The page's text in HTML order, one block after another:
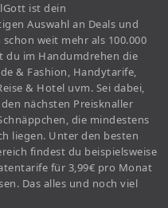
ist dein
Auswahl an Deals und
weit mehr als 100.000
du im Handumdrehen die
& Fashion, Handytarife,
& Hotel uvm. Sei dabei,
nächsten Preisknaller
die mindestens
liegen. Unter den besten
findest du beispielsweise
für 3,99€ pro Monat
Das alles und noch viel